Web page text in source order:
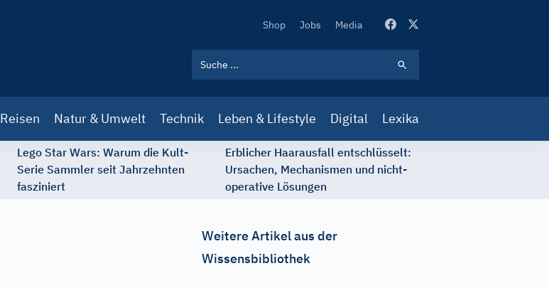
Secondary
Shop Jobs Media
Reisen Natur & Umwelt Technik Leben & Lifestyle Digital Lexika
Lego Star Wars: Warum die Kult-
Serie Sammler seit Jahrzehnten
fasziniert
Erblicher Haarausfall entschlüsselt:
Ursachen, Mechanismen und nicht-
operative Lösungen
Weitere Artikel aus der
Wissensbibliothek